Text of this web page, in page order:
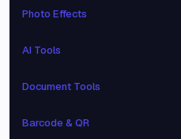
Photo Effects
AI Tools
Document Tools
Barcode & QR